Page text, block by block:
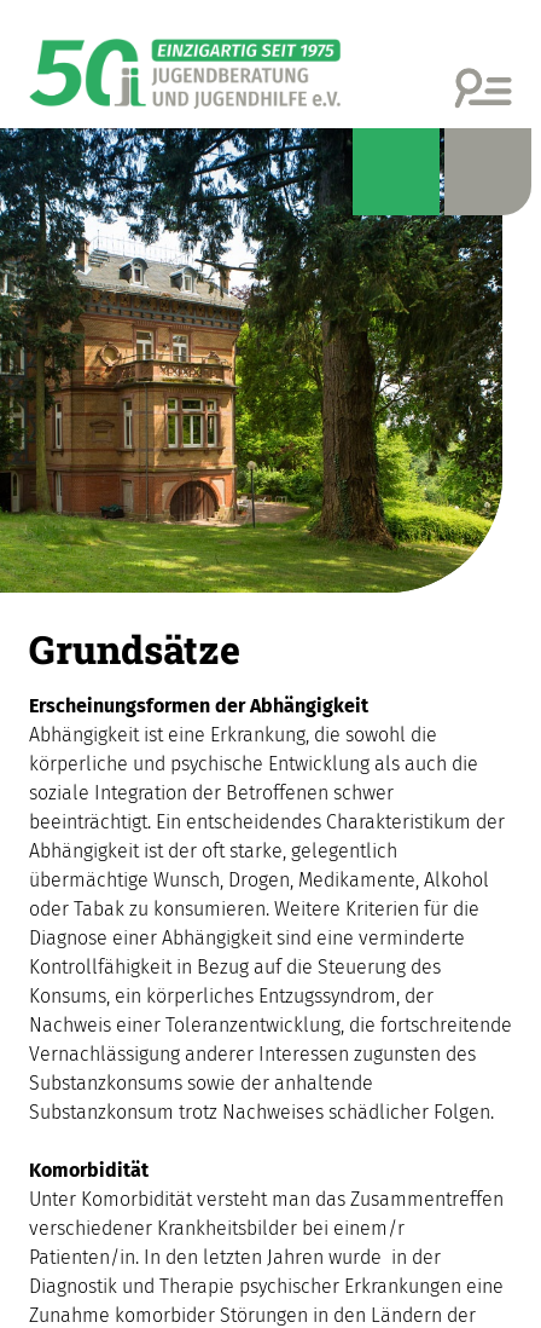
Grundsätze
Erscheinungsformen der Abhängigkeit
Abhängigkeit ist eine Erkrankung, die sowohl die
körperliche und psychische Entwicklung als auch die
soziale Integration der Betroffenen schwer
beeinträchtigt. Ein entscheidendes Charakteristikum der
Abhängigkeit ist der oft starke, gelegentlich
übermächtige Wunsch, Drogen, Medikamente, Alkohol
oder Tabak zu konsumieren. Weitere Kriterien für die
Diagnose einer Abhängigkeit sind eine verminderte
Kontrollfähigkeit in Bezug auf die Steuerung des
Konsums, ein körperliches Entzugssyndrom, der
Nachweis einer Toleranzentwicklung, die fortschreitende
Vernachlässigung anderer Interessen zugunsten des
Substanzkonsums sowie der anhaltende
Substanzkonsum trotz Nachweises schädlicher Folgen.
Komorbidität
Unter Komorbidität versteht man das Zusammentreffen
verschiedener Krankheitsbilder bei einem/r
Patienten/in. In den letzten Jahren wurde in der
Diagnostik und Therapie psychischer Erkrankungen eine
Zunahme komorbider Störungen in den Ländern der